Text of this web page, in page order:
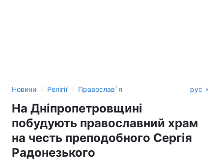
Новини › Релігії › Православ`я рус
На Дніпропетровщині
побудують православний храм
на честь преподобного Сергія
Радонезького